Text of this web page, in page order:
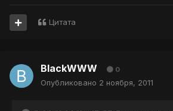
Цитата
BlackWWW 0
Опубликовано 2 ноября, 2011